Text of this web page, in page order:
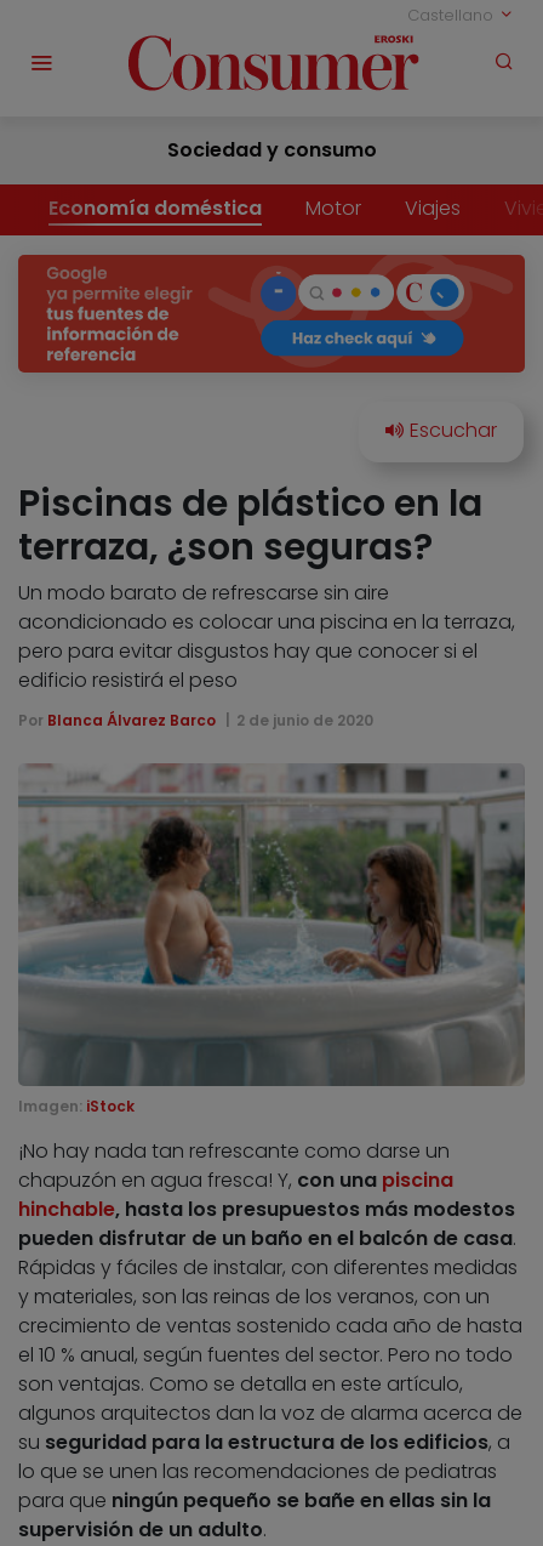
Castellano
Sociedad y consumo
Economía doméstica Motor Viajes
Piscinas de plástico en la
terraza, ¿son seguras?
Un modo barato de refrescarse sin aire
acondicionado es colocar una piscina en la terraza,
pero para evitar disgustos hay que conocer si el
edificio resistirá el peso
Por Blanca Álvarez Barco 2 de junio de 2020
Imagen: iStock
¡No hay nada tan refrescante como darse un
chapuzón en agua fresca! Y, con una piscina
hinchable, hasta los presupuestos más modestos
pueden disfrutar de un baño en el balcón de casa.
Rápidas y fáciles de instalar, con diferentes medidas
y materiales, son las reinas de los veranos, con un
crecimiento de ventas sostenido cada año de hasta
el 10 % anual, según fuentes del sector. Pero no todo
son ventajas. Como se detalla en este artículo,
algunos arquitectos dan la voz de alarma acerca de
su seguridad para la estructura de los edificios, a
lo que se unen las recomendaciones de pediatras
para que ningún pequeño se bañe en ellas sin la
supervisión de un adulto.